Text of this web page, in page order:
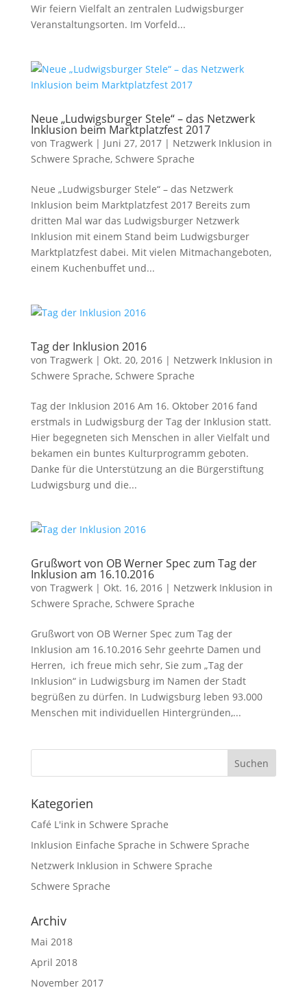
Wir feiern Vielfalt an zentralen Ludwigsburger
Veranstaltungsorten. Im Vorfeld...
Neue „Ludwigsburger Stele“ – das Netzwerk
Inklusion beim Marktplatzfest 2017
von Tragwerk| Juni 27, 2017| Netzwerk Inklusion in
Schwere Sprache, Schwere Sprache
Neue „Ludwigsburger Stele“ – das Netzwerk
Inklusion beim Marktplatzfest 2017 Bereits zum
dritten Mal war das Ludwigsburger Netzwerk
Inklusion mit einem Stand beim Ludwigsburger
Marktplatzfest dabei. Mit vielen Mitmachangeboten,
einem Kuchenbuffet und...
Tag der Inklusion 2016
von Tragwerk| Okt. 20, 2016| Netzwerk Inklusion in
Schwere Sprache, Schwere Sprache
Tag der Inklusion 2016 Am 16. Oktober 2016 fand
erstmals in Ludwigsburg der Tag der Inklusion statt.
Hier begegneten sich Menschen in aller Vielfalt und
bekamen ein buntes Kulturprogramm geboten.
Danke für die Unterstützung an die Bürgerstiftung
Ludwigsburg und die...
Grußwort von OB Werner Spec zum Tag der
Inklusion am 16.10.2016
von Tragwerk| Okt. 16, 2016| Netzwerk Inklusion in
Schwere Sprache, Schwere Sprache
Grußwort von OB Werner Spec zum Tag der
Inklusion am 16.10.2016 Sehr geehrte Damen und
Herren, ich freue mich sehr, Sie zum „Tag der
Inklusion“ in Ludwigsburg im Namen der Stadt
begrüßen zu dürfen. In Ludwigsburg leben 93.000
Menschen mit individuellen Hintergründen,...
Kategorien
Café L'ink in Schwere Sprache
Inklusion Einfache Sprache in Schwere Sprache
Netzwerk Inklusion in Schwere Sprache
Schwere Sprache
Archiv
Mai 2018
April 2018
November 2017